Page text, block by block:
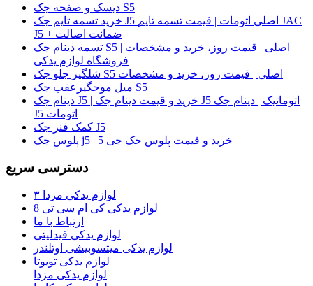
دیسک و صفحه جک S5
خرید تسمه تایم جک J5 اصلی اتومات | قیمت تسمه تایم JAC
J5 + ضمانت اصالت
تسمه دینام جک S5 اصلی | قیمت روز، خرید و مشخصات |
فروشگاه لوازم یدکی
شلگیر جلو جک S5 اصلی | قیمت روز، خرید و مشخصات
میل موجگیرعقب جک S5
دینام جک J5 | خرید و قیمت دینام جک J5 اتوماتیک | دینام جک
J5 اتومات
کمک فنر جک J5
پلوس جک j5 | خرید و قیمت پلوس جک جی 5
دسترسی سریع
لوازم یدکی مزدا ۳
لوازم یدکی کی ام سی تی 8
ارتباط با ما
لوازم یدکی فیدلیتی
لوازم یدکی میتسوبیشی اوتلندر
لوازم یدکی تویوتا
لوازم یدکی مزدا